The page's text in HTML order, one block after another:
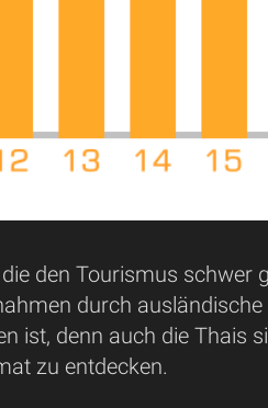
den Tourismus schwer
durch
ist, denn auch die Thais
zu entdecken.